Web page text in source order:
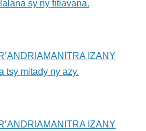
sy ny fitiavana.
IZANY
tsy mitady ny azy.
IZANY